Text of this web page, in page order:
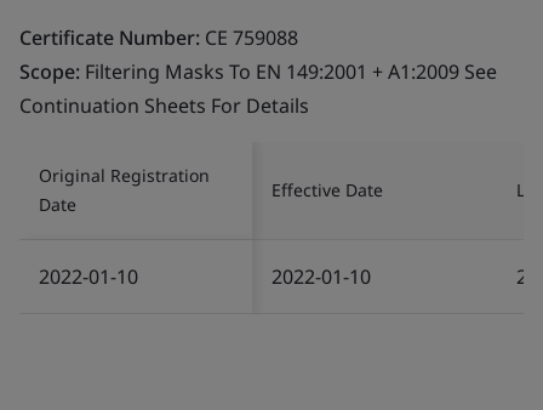
Certificate Number: CE 759088
Scope: Filtering Masks To EN 149:2001 + A1:2009 See
Continuation Sheets For Details
Original Registration
Date
Effective Date
2022-01-10 2022-01-10